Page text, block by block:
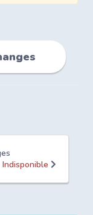
Indisponible